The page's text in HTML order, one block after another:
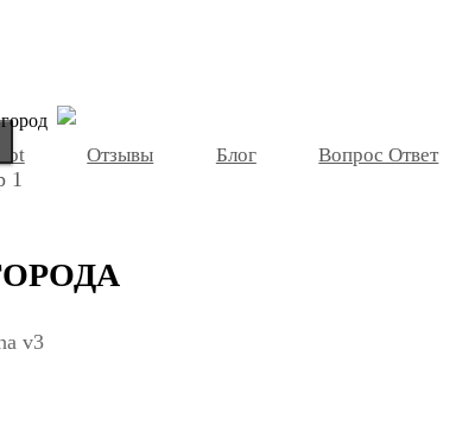
1
v3
Отзывы Блог Вопрос Ответ